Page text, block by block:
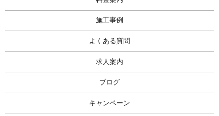
施工事例
よくある質問
求人案内
ブログ
キャンペーン